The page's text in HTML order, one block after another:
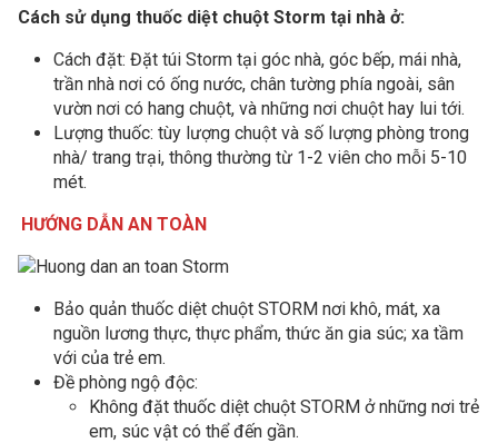
Cách sử dụng thuốc diệt chuột Storm tại nhà ở:
Cách đặt: Đặt túi Storm tại góc nhà, góc bếp, mái nhà,
trần nhà nơi có ống nước, chân tường phía ngoài, sân
vườn nơi có hang chuột, và những nơi chuột hay lui tới.
Lượng thuốc: tùy lượng chuột và số lượng phòng trong
nhà/ trang trại, thông thường từ 1-2 viên cho mỗi 5-10
mét.
HƯỚNG DẪN AN TOÀN
Bảo quản thuốc diệt chuột STORM nơi khô, mát, xa
nguồn lương thực, thực phẩm, thức ăn gia súc; xa tầm
với của trẻ em.
Đề phòng ngộ độc:
Không đặt thuốc diệt chuột STORM ở những nơi trẻ
em, súc vật có thể đến gần.